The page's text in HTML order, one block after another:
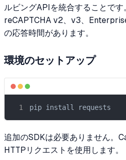
ルビングAPIを統合することです
reCAPTCHA v2、v3、
の応答時間があります。
環境のセットアップ
pip install requests
追加のSDKは必要ありません。
HTTPリクエストを使用します。